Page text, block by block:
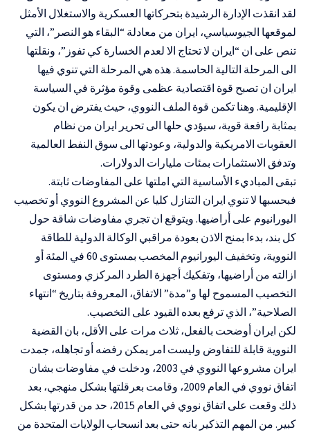
لقد انقذت الإدارة الرشيدة بتحركاتها العسكرية والاستغلال الأمثل
لموقعها الجيوسياسي، ايران من معادلة “البقاء هو النصر”، التي
تنص على ان “ايران لا تحتاج الا لعدم الخسارة كي تفوز”، ونقلتها
الى المرحلة التالية الحاسمة. هذه هي المرحلة التي تنوي فيها
ايران ان تصبح قوة اقتصادية عظمى وقوة مؤثرة في السياسة
الإقليمية. وهنا تكمن قوة الملف النووي، حيث يفترض ان يكون
بمثابة رافعة قوية، سيؤدي حلها الى تحرير ايران من نظام
العقوبات الامريكية والدولية، وعودتها الى سوق النفط العالمية
وتدفق الاستثمارات بمئات مليارات الدولارات.
تبقى المباديء الأساسية التي املتها على المفاوضات ثابتة.
فبحسبها لا تنوي ايران التنازل كليا عن المشروع النووي أو تخصيب
اليورانيوم على أراضيها. ويتوقع ان تجري مفاوضات شاقة حول
كل بند، بدءا بمنح الاذن بعودة مراقبي الوكالة الدولية للطاقة
النووية، وتخفيف اليورانيوم المخصب بمستوى 60 في المئة أو
ازالته من أراضيها، وتفكيك أجهزة الطرد المركزي ومستوى
التخصيب المسموح لها و”مدة” الاتفاق، المعروفة بتاريخ “انتهاء
الصلاحية”، الذي ترفع بعده القيود على التخصيب.
لكن ايران أوضحت بالفعل، ثلاث مرات على الأقل، بان القضية
النووية قابلة للتفاوض وليست امر يمكن رفضه أو تجاهله، جمدت
ايران مشروعها النووي في 2003، ودخلت في مفاوضات بشان
اتفاق نووي في العام 2009، وقامت بعرقلتها بشكل منهجي، بعد
ذلك وقعت على اتفاق نووي في العام 2015، حد من قدرتها بشكل
كبير. من المهم التذكير بانه حتى بعد انسحاب الولايات المتحدة من